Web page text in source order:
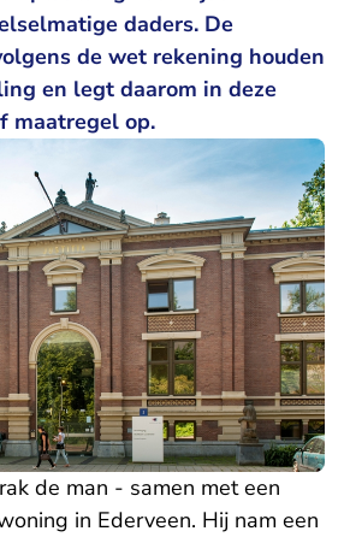
daders. De
de wet rekening houden
en legt daarom in deze
maatregel op.
de man - samen met een
in Ederveen. Hij nam een